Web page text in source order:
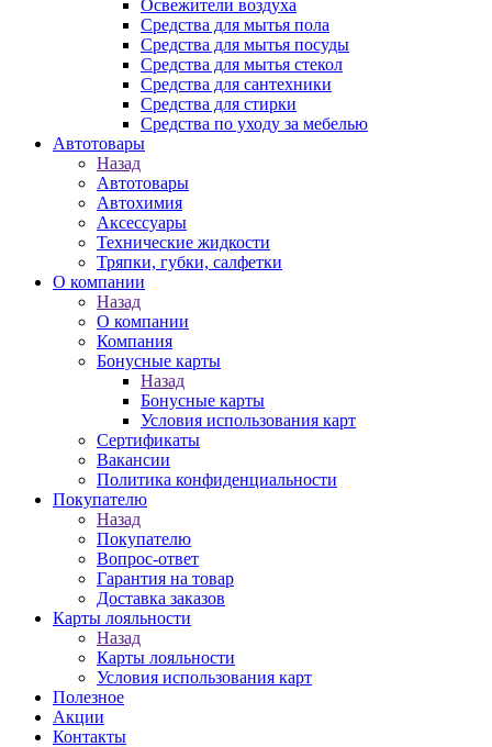
Освежители воздуха
Средства для мытья пола
Средства для мытья посуды
Средства для мытья стекол
Средства для сантехники
Средства для стирки
Средства по уходу за мебелью
Автотовары
Назад
Автотовары
Автохимия
Аксессуары
Технические жидкости
Тряпки, губки, салфетки
О компании
Назад
О компании
Компания
Бонусные карты
Назад
Бонусные карты
Условия использования карт
Сертификаты
Вакансии
Политика конфиденциальности
Покупателю
Назад
Покупателю
Вопрос-ответ
Гарантия на товар
Доставка заказов
Карты лояльности
Назад
Карты лояльности
Условия использования карт
Полезное
Акции
Контакты